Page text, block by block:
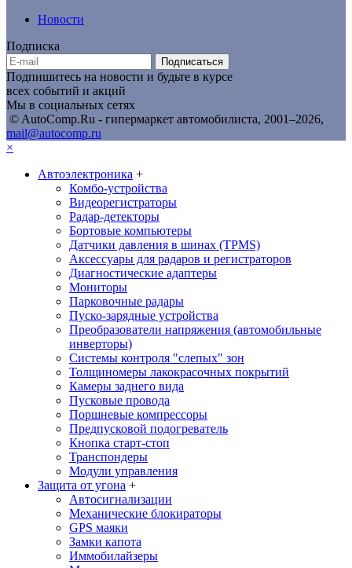
Новости
Подписка
Подписаться
Подпишитесь на новости и будьте в курсе
всех событий и акций
Мы в социальных сетях
© AutoComp.Ru - гипермаркет автомобилиста, 2001–2026,
mail@autocomp.ru
×
Автоэлектроника +
Комбо-устройства
Видеорегистраторы
Радар-детекторы
Бортовые компьютеры
Датчики давления в шинах (TPMS)
Аксессуары для радаров и регистраторов
Диагностические адаптеры
Мониторы
Парковочные радары
Пуско-зарядные устройства
Преобразователи напряжения (автомобильные
инверторы)
Системы контроля "слепых" зон
Толщиномеры лакокрасочных покрытий
Камеры заднего вида
Пусковые провода
Поршневые компрессоры
Предпусковой подогреватель
Кнопка старт-стоп
Транспондеры
Модули управления
Защита от угона +
Автосигнализации
Механические блoкираторы
GPS маяки
Замки капота
Иммобилайзеры